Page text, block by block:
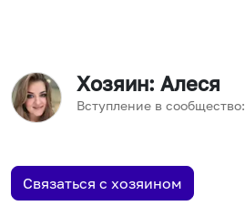
Хозяин: Алеся
Вступление в сообщество:
Связаться с хозяином